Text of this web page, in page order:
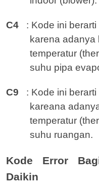
C4
: Kode ini
karena
temperatur
suhu pipa
C9
: Kode ini
kareana
temperatur
suhu ruangan.
Kode Error
Daikin